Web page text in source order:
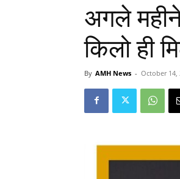
अगले
किलो ही
By AMH News - October 14,